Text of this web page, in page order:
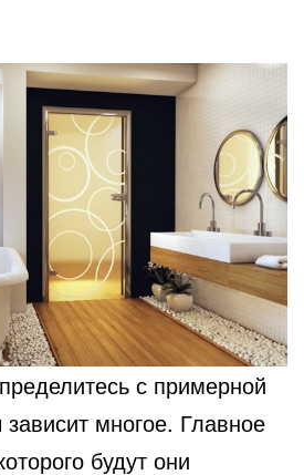
с примерной
многое. Главное
будут они